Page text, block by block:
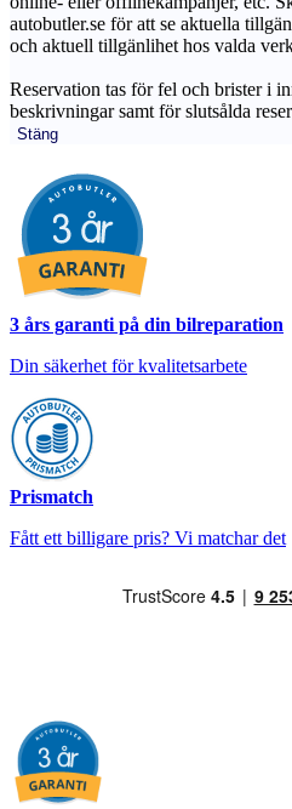
autobutler.se för att se aktuella
och aktuell tillgänlihet hos valda
Reservation tas för fel och brister i
beskrivningar samt för slutsålda
Stäng
3 års garanti på din bilreparation
Din säkerhet för kvalitetsarbete
Prismatch
Fått ett billigare pris? Vi matchar det